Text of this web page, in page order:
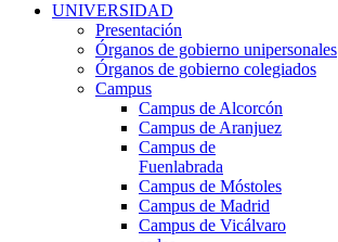
UNIVERSIDAD
Presentación
Órganos de gobierno unipersonales
Órganos de gobierno colegiados
Campus
Campus de Alcorcón
Campus de Aranjuez
Campus de
Fuenlabrada
Campus de Móstoles
Campus de Madrid
Campus de Vicálvaro